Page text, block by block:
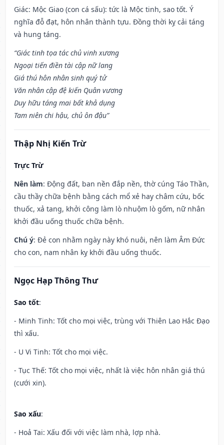
Giác: Mộc Giao (con cá sấu): tức là Mộc tinh, sao tốt. Ý
nghĩa đỗ đạt, hôn nhân thành tựu. Đồng thời kỵ cải táng
và hung táng.
“Giác tinh tọa tác chủ vinh xương
Ngoại tiến điền tài cập nữ lang
Giá thú hôn nhân sinh quý tử
Văn nhân cập đệ kiến Quân vương
Duy hữu táng mai bất khả dụng
Tam niên chi hậu, chủ ôn đậu”
Thập Nhị Kiến Trừ
Trực Trừ
Nên làm: Động đất, ban nền đắp nền, thờ cúng Táo Thần,
cầu thầy chữa bệnh bằng cách mổ xẻ hay châm cứu, bốc
thuốc, xả tang, khởi công làm lò nhuộm lò gốm, nữ nhân
khởi đầu uống thuốc chữa bệnh.
Chú ý: Đẻ con nhằm ngày này khó nuôi, nên làm Âm Đức
cho con, nam nhân kỵ khởi đầu uống thuốc.
Ngọc Hạp Thông Thư
Sao tốt:
- Minh Tinh: Tốt cho mọi việc, trùng với Thiên Lao Hắc Đạo
thì xấu.
- U Vi Tinh: Tốt cho mọi việc.
- Tục Thế: Tốt cho mọi việc, nhất là việc hôn nhân giá thú
(cưới xin).
Sao xấu:
- Hoả Tai: Xấu đối với việc làm nhà, lợp nhà.